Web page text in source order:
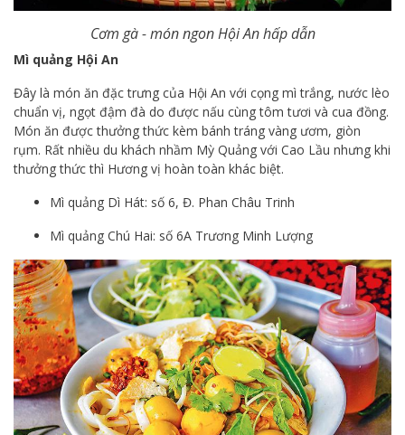
Cơm gà - món ngon Hội An hấp dẫn
Mì quảng Hội An
Đây là món ăn đặc trưng của Hội An với cọng mì trắng, nước lèo
chuẩn vị, ngọt đậm đà do được nấu cùng tôm tươi và cua đồng.
Món ăn được thưởng thức kèm bánh tráng vàng ươm, giòn
rụm. Rất nhiều du khách nhầm Mỳ Quảng với Cao Lầu nhưng khi
thưởng thức thì Hương vị hoàn toàn khác biệt.
Mì quảng Dì Hát: số 6, Đ. Phan Châu Trinh
Mì quảng Chú Hai: số 6A Trương Minh Lượng